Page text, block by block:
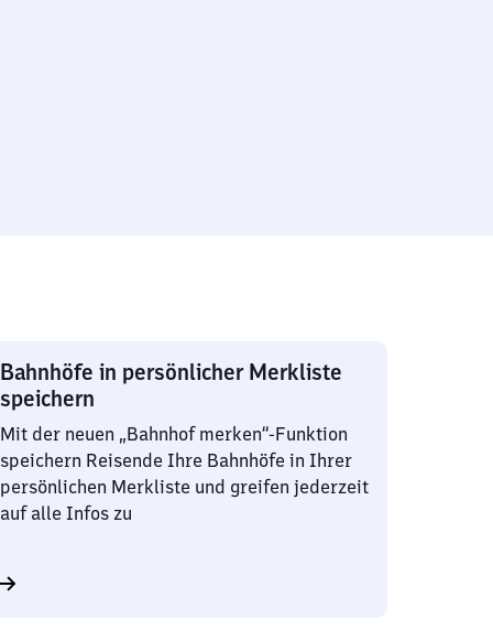
Bahnhöfe in persönlicher Merkliste
speichern
Mit der neuen „Bahnhof merken“-Funktion
speichern Reisende Ihre Bahnhöfe in Ihrer
persönlichen Merkliste und greifen jederzeit
auf alle Infos zu